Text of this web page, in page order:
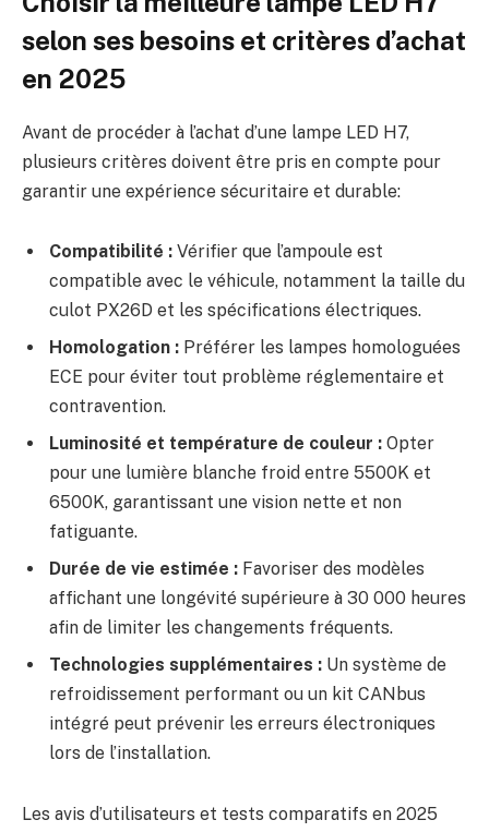
selon ses besoins et critères d’achat
en 2025
Avant de procéder à l’achat d’une lampe LED H7,
plusieurs critères doivent être pris en compte pour
garantir une expérience sécuritaire et durable:
Compatibilité : Vérifier que l’ampoule est
compatible avec le véhicule, notamment la taille du
culot PX26D et les spécifications électriques.
Homologation : Préférer les lampes homologuées
ECE pour éviter tout problème réglementaire et
contravention.
Luminosité et température de couleur : Opter
pour une lumière blanche froid entre 5500K et
6500K, garantissant une vision nette et non
fatiguante.
Durée de vie estimée : Favoriser des modèles
affichant une longévité supérieure à 30 000 heures
afin de limiter les changements fréquents.
Technologies supplémentaires : Un système de
refroidissement performant ou un kit CANbus
intégré peut prévenir les erreurs électroniques
lors de l’installation.
Les avis d’utilisateurs et tests comparatifs en 2025